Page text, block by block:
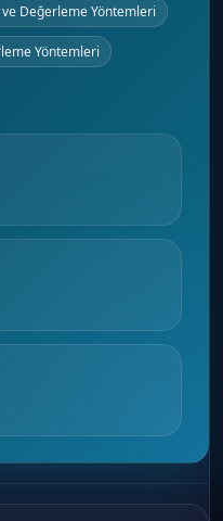
Değerleme Yöntemleri
Yöntemleri